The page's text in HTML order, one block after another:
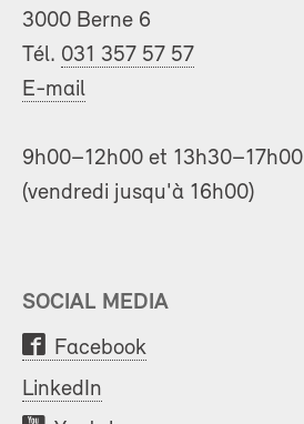
3000 Berne 6
Tél. 031 357 57 57
E-mail
9h00–12h00 et 13h30–17h00
(vendredi jusqu'à 16h00)
SOCIAL MEDIA
Facebook
LinkedIn